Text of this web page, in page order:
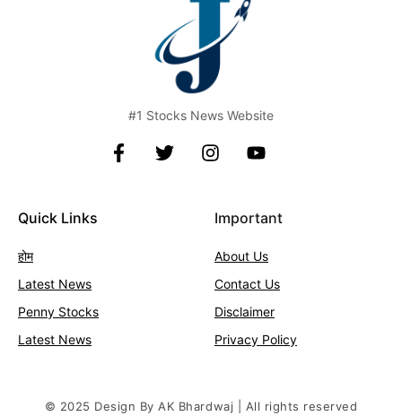
#1 Stocks News Website
Quick Links
होम
Latest News
Penny Stocks
Latest News
Important
About Us
Contact Us
Disclaimer
Privacy Policy
© 2025 Design By AK Bhardwaj | All rights reserved